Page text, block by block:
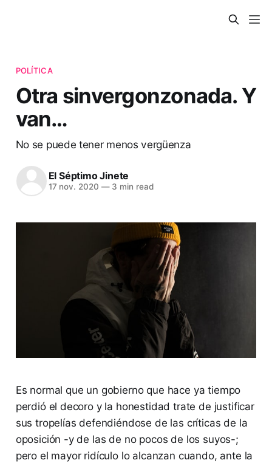
POLÍTICA
Otra sinvergonzonada. Y
van…
No se puede tener menos vergüenza
El Séptimo Jinete
17 nov. 2020 —3 min read
Es normal que un gobierno que hace ya tiempo
perdió el decoro y la honestidad trate de justificar
sus tropelías defendiéndose de las críticas de la
oposición -y de las de no pocos de los suyos-;
pero el mayor ridículo lo alcanzan cuando, ante la